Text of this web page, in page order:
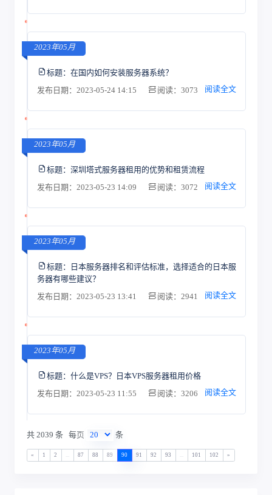
2023年05月
标题： 在国内如何安装服务器系统？
发布日期：2023-05-24 14:15
阅读：3073 阅读全文
2023年05月
标题： 深圳塔式服务器租用的优势和租赁流程
发布日期：2023-05-23 14:09
阅读：3072 阅读全文
2023年05月
标题：
日本服务器排名和评估标准，选择适合的日本服
务器有哪些建议？
发布日期：2023-05-23 13:41
阅读：2941 阅读全文
2023年05月
标题： 什么是VPS？日本VPS服务器租用价格
发布日期：2023-05-23 11:55
阅读：3206 阅读全文
共 2039 条 每页 条
« 1 2 87 88 89 90 91 92 93 101 102 »